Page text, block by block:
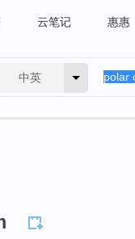
云笔记 惠惠
中英